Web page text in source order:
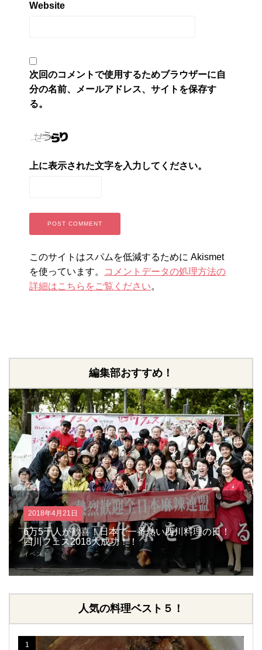
Website
次回のコメントで使用するためブラウザーに自
分の名前、メールアドレス、サイトを保存す
る。
上に表示された文字を入力してください。
このサイトはスパムを低減するために Akismet
を使っています。
コメントデータの処理方法の
詳細はこちらをご覧ください。
編集部おすすめ！
2018年4月21日
6万5千人が歓喜！日本で一番熱い四川料理の日！
四川フェス2018大成功！！
イベント
人気の料理ベスト５！
1